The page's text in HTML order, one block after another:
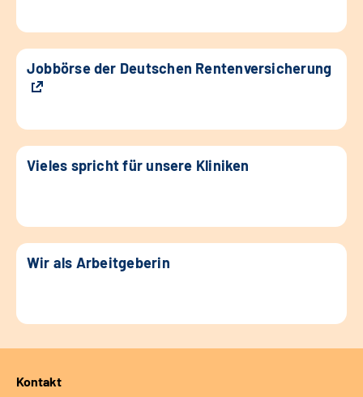
Jobbörse der Deutschen Rentenversicherung
Vieles spricht für unsere Kliniken
Wir als Arbeitgeberin
Kontakt